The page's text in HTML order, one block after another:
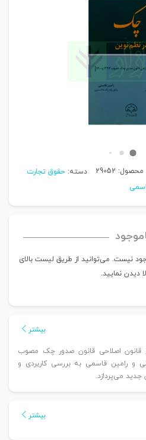
محصول: 29052 دسته: حقوق تجارت
نیست. می‌توانید از طریق لیست بالای
دیدن نمایید.
بیشتر
اصلاحی قانون صدور چک مصوب
و رامین قاسمی به بررسی کاربردی و
می‌پردازد.
بیشتر